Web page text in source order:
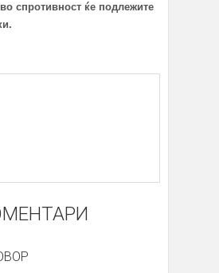
спротивност ќе подлежите